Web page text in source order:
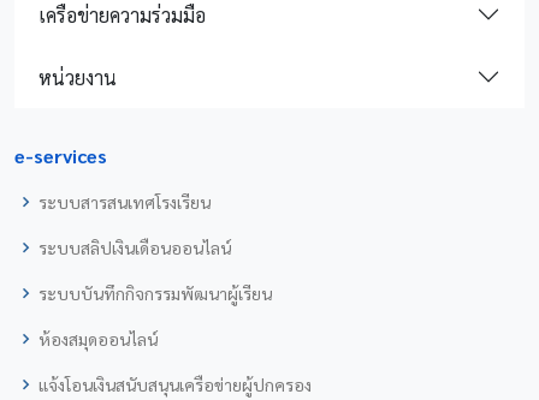
เครือข่ายความร่วมมือ
หน่วยงาน
e-services
ระบบสารสนเทศโรงเรียน
ระบบสลิปเงินเดือนออนไลน์
ระบบบันทึกกิจกรรมพัฒนาผู้เรียน
ห้องสมุดออนไลน์
แจ้งโอนเงินสนับสนุนเครือข่ายผู้ปกครอง